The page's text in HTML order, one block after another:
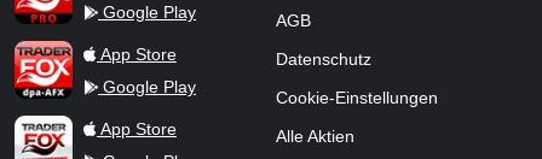
Google Play
TraderFox dpa-AFX ProFeed
App Store
Google Play
TraderFox Live Trading
App Store
AGB
Datenschutz
Cookie-Einstellungen
Alle Aktien